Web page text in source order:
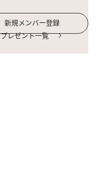
新規メンバー登録
プレゼント一覧